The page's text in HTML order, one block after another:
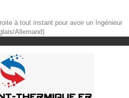
à tout instant pour avoir un Ingénieur
Allemand)